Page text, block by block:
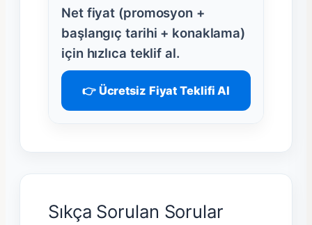
Net fiyat (promosyon +
başlangıç tarihi + konaklama)
için hızlıca teklif al.
👉 Ücretsiz Fiyat Teklifi Al
Sıkça Sorulan Sorular